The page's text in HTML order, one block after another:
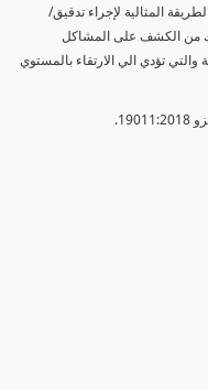
المثالية لإجراء تدقيق/
من الكشف على المشاكل
تؤدي الي الارتقاء بالمستوي